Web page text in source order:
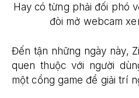
Hay có từng phải đối phó
đòi mở webcam
Đến tận những ngày này,
quen thuộc với người
một cổng game để giải trí